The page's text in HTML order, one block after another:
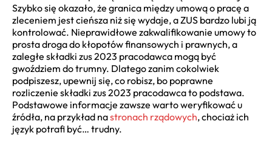
Szybko się okazało, że granica między umową o pracę a
zleceniem jest cieńsza niż się wydaje, a ZUS bardzo lubi ją
kontrolować. Nieprawidłowe zakwalifikowanie umowy to
prosta droga do kłopotów finansowych i prawnych, a
zaległe składki zus 2023 pracodawca mogą być
gwoździem do trumny. Dlatego zanim cokolwiek
podpiszesz, upewnij się, co robisz, bo poprawne
rozliczenie składki zus 2023 pracodawca to podstawa.
Podstawowe informacje zawsze warto weryfikować u
źródła, na przykład nastronach rządowych, chociaż ich
język potrafi być… trudny.